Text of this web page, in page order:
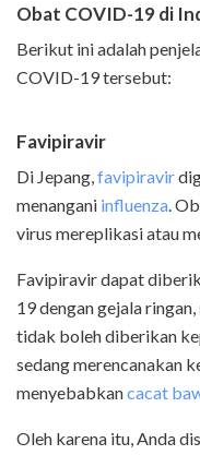
Obat COVID-19 di
Berikut ini adalah
COVID-19 tersebut:
Favipiravir
Di Jepang,favipiravir
menangani influenza.
virus mereplikasi atau
Favipiravir dapat
19 dengan gejala
tidak boleh diberikan
sedang merencanakan
menyebabkancacat
Oleh karena itu, Anda